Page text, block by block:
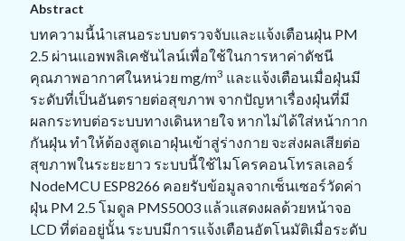
Abstract
บทความนี้นำเสนอระบบตรวจจับและแจ้งเตือนฝุ่น PM
2.5 ผ่านแอพพลิเคชันไลน์เพื่อใช้ในการหาค่าดัชนี
คุณภาพอากาศในหน่วย mg/m3 และแจ้งเตือนเมื่อฝุ่นมี
ระดับที่เป็นอันตรายต่อสุขภาพ จากปัญหาเรื่องฝุ่นที่มี
ผลกระทบต่อระบบทางเดินหายใจ หากไม่ได้ใส่หน้ากาก
กันฝุ่น ทำให้ต้องสูดเอาฝุ่นเข้าสู่ร่างกาย จะส่งผลเสียต่อ
สุขภาพในระยะยาว ระบบนี้ใช้ไมโครคอนโทรลเลอร์
NodeMCU ESP8266 คอยรับข้อมูลจากเซ็นเซอร์วัดค่า
ฝุ่น PM 2.5 โมดูล PMS5003 แล้วแสดงผลด้วยหน้าจอ
LCD ที่ต่ออยู่นั้น ระบบมีการแจ้งเตือนอัตโนมัติเมื่อระดับ